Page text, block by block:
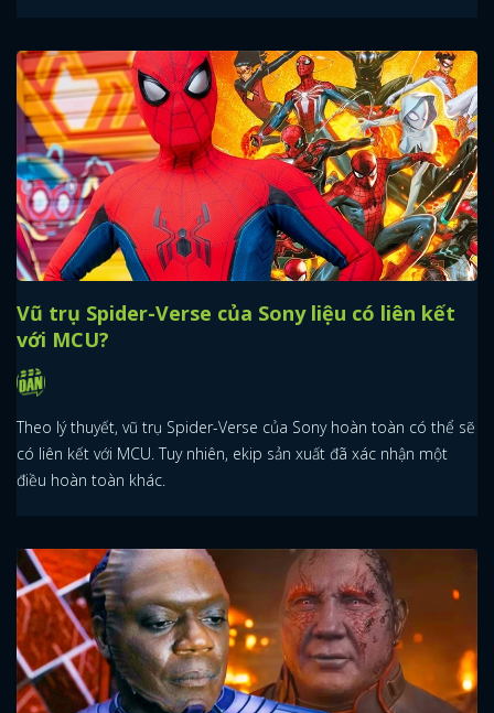
Vũ trụ Spider-Verse của Sony liệu có liên kết
với MCU?
Theo lý thuyết, vũ trụ Spider-Verse của Sony hoàn toàn có thể sẽ
có liên kết với MCU. Tuy nhiên, ekip sản xuất đã xác nhận một
điều hoàn toàn khác.